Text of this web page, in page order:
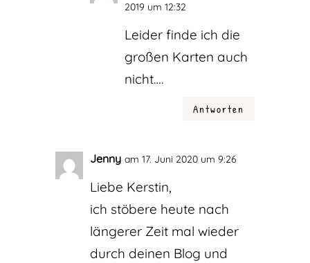
2019 um 12:32
Leider finde ich die
großen Karten auch
nicht….
Antworten
Jenny am 17. Juni 2020 um 9:26
Liebe Kerstin,
ich stöbere heute nach
längerer Zeit mal wieder
durch deinen Blog und